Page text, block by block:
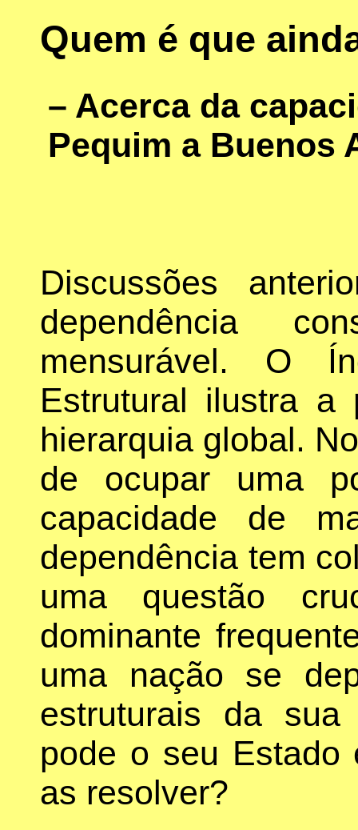
Quem é que
– Acerca da
Pequim a Buenos
Discussões
dependência
mensurável. O
Estrutural ilustra
hierarquia global.
de ocupar uma
capacidade de
dependência tem
uma questão
dominante
uma nação se
estruturais da sua
pode o seu Estado
as resolver?